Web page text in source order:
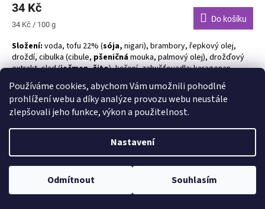
Používáme cookies, abychom Vám umožnili pohodlné
prohlížení webu a díky analýze provozu webu neustále
zlepšovali jeho funkce, výkon a použitelnost.
Nastavení
Odmítnout Souhlasím
34 Kč
Měrná
34 Kč / 100 g
Do košíku
Složení: voda, tofu 22% (sója, nigari), brambory, řepkový olej,
droždí, cibulka (cibule, pšeničnámouka, palmový olej), drožďový
extrakt, slad (ječmen, žito), koření, zahušťovadla: karagenan,
guma guar
Alergeny zvýrazněny tučně
Kód: